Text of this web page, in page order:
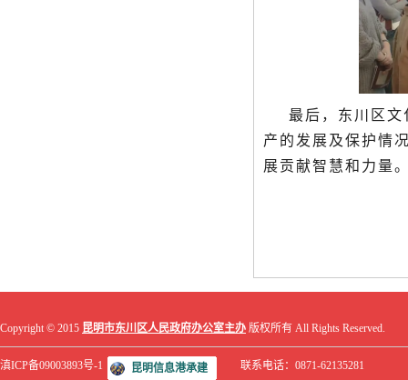
最后，东川区
产的发展及保护情
展贡献智慧和力量
Copyright © 2015 昆明市东川区人民政府办公室主办 版权所有 All Rights Reserved.
滇ICP备09003893号-1 昆明信息港承建 联系电话：0871-62135281